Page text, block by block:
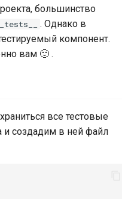
большинство
__tests__
. Однако в
компонент.
вам 🙂 .
все тестовые
и создадим в ней файл